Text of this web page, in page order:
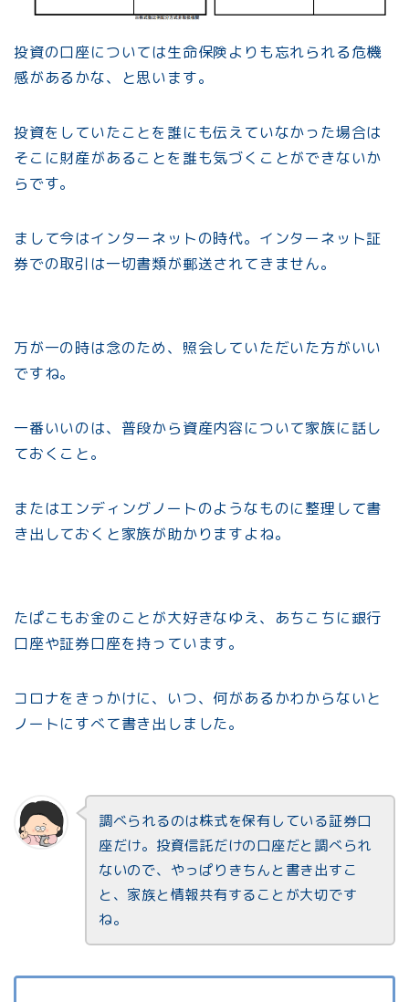
投資の口座については生命保険よりも忘れられる危機
感があるかな、と思います。
投資をしていたことを誰にも伝えていなかった場合は
そこに財産があることを誰も気づくことができないか
らです。
まして今はインターネットの時代。インターネット証
券での取引は一切書類が郵送されてきません。
万が一の時は念のため、照会していただいた方がいい
ですね。
一番いいのは、普段から資産内容について家族に話し
ておくこと。
またはエンディングノートのようなものに整理して書
き出しておくと家族が助かりますよね。
たぱこもお金のことが大好きなゆえ、あちこちに銀行
口座や証券口座を持っています。
コロナをきっかけに、いつ、何があるかわからないと
ノートにすべて書き出しました。
調べられるのは株式を保有している証券口
座だけ。投資信託だけの口座だと調べられ
ないので、やっぱりきちんと書き出すこ
と、家族と情報共有することが大切です
ね。